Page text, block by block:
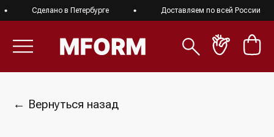
Сделано в Петербурге Доставляем по всей России
← Вернуться назад